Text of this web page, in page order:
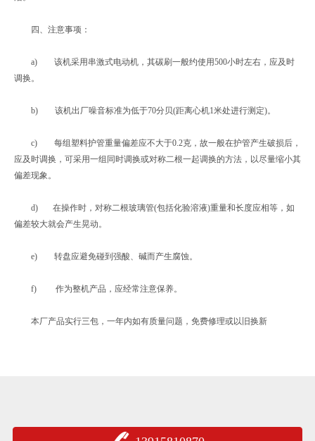
四、注意事项：
a) 该机采用串激式电动机，其碳刷一般约使用500小时左右，应及时
调换。
b) 该机出厂噪音标准为低于70分贝(距离心机1米处进行测定)。
c) 每组塑料护管重量偏差应不大于0.2克，故一般在护管产生破损后，
应及时调换，可采用一组同时调换或对称二根一起调换的方法，以尽量缩小其
偏差现象。
d) 在操作时，对称二根玻璃管(包括化验溶液)重量和长度应相等，如
偏差较大就会产生晃动。
e) 转盘应避免碰到强酸、碱而产生腐蚀。
f) 作为整机产品，应经常注意保养。
本厂产品实行三包，一年内如有质量问题，免费修理或以旧换新